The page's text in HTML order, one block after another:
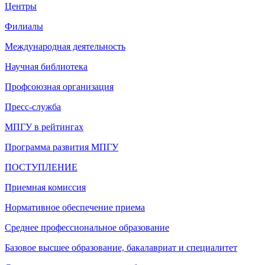
Центры
Филиалы
Международная деятельность
Научная библиотека
Профсоюзная организация
Пресс-служба
МПГУ в рейтингах
Программа развития МПГУ
ПОСТУПЛЕНИЕ
Приемная комиссия
Нормативное обеспечение приема
Среднее профессиональное образование
Базовое высшее образование, бакалавриат и специалитет